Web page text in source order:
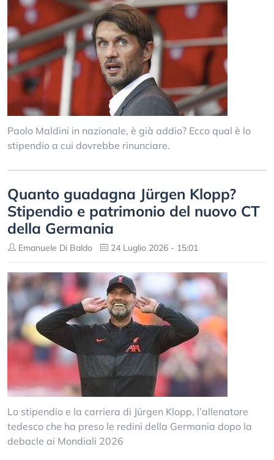
Paolo Maldini in nazionale, è già addio? Ecco qual è lo
stipendio a cui dovrebbe rinunciare.
Quanto guadagna Jürgen Klopp?
Stipendio e patrimonio del nuovo CT
della Germania
Emanuele Di Baldo 24 Luglio 2026 - 15:01
Lo stipendio e la carriera di Jürgen Klopp, l’allenatore
tedesco che ha preso le redini della Germania dopo la
debacle ai Mondiali 2026